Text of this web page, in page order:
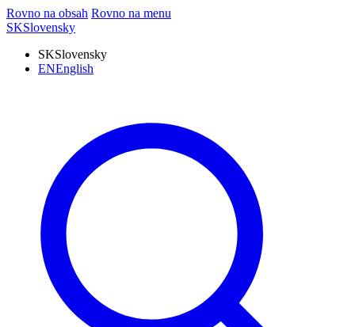
Rovno na obsah Rovno na menu
SKSlovensky
SKSlovensky
ENEnglish